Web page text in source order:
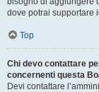
dove potrai supportare
Top
Chi devo contattare
concernenti questa
Devi contattare